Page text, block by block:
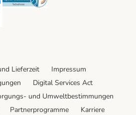
Lieferzeit
Impressum
Digital Services Act
und Umweltbestimmungen
Partnerprogramme
Karriere